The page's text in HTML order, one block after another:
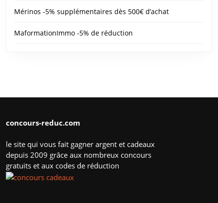
Mérinos -5% supplémentaires dès 500€ d’achat
MaformationImmo -5% de réduction
concours-reduc.com
le site qui vous fait gagner argent et cadeaux
depuis 2009 grâce aux nombreux concours
gratuits et aux codes de réduction